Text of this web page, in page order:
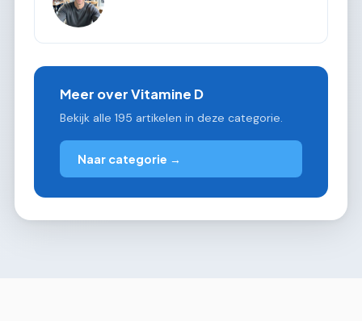
Meer over Vitamine D
Bekijk alle 195 artikelen in deze categorie.
Naar categorie →